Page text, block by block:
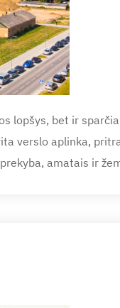
lopšys, bet ir
verslo aplinka,
amatais ir